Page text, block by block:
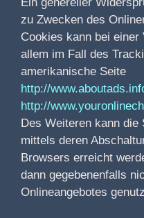
zu Zwecken des
Cookies kann bei
allem im Fall des
amerikanische Seite
http://
http://
Des Weiteren kann die
mittels deren
Browsers erreicht
dann gegebenenfalls
Onlineangebotes